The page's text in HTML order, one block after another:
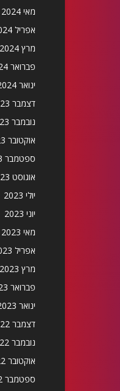
מאי 2024
אפריל 2024
מרץ 2024
פברואר 2024
ינואר 2024
דצמבר 2023
נובמבר 2023
אוקטובר 2023
ספטמבר 2023
אוגוסט 2023
יולי 2023
יוני 2023
מאי 2023
אפריל 2023
מרץ 2023
פברואר 2023
ינואר 2023
דצמבר 2022
נובמבר 2022
אוקטובר 2022
ספטמבר 2022